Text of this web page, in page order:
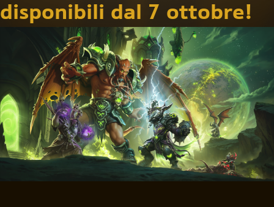
disponibili dal 7 ottobre!